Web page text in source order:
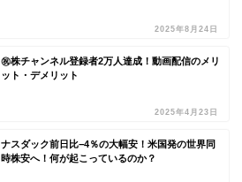
2025年8月24日
㊗️株チャンネル登録者2万人達成！動画配信のメリ
ット・デメリット
2025年4月23日
ナスダック前日比−4％の大幅安！米国発の世界同
時株安へ！何が起こっているのか？